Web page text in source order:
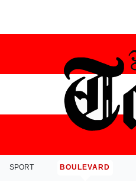
SPORT BOULEVARD